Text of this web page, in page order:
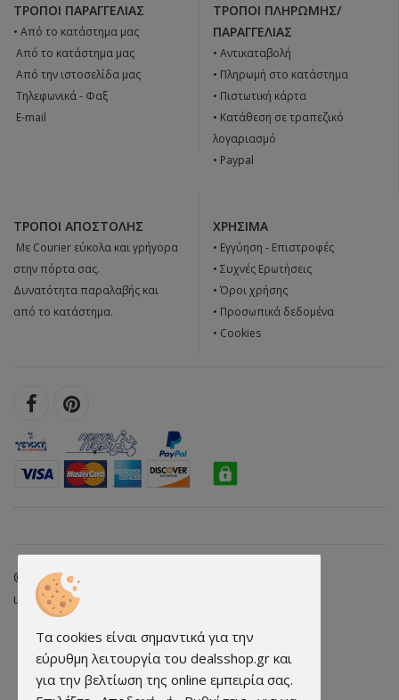
ΤΡΌΠΟΙ ΠΑΡΑΓΓΕΛΊΑΣ
• Από το κατάστημα μας
 Από το κατάστημα μας
 Από την ιστοσελίδα μας
 Tηλεφωνικά - Φαξ
 E-mail
ΤΡΌΠΟΙ ΠΛΗΡΩΜΉΣ/
ΠΑΡΑΓΓΕΛΊΑΣ
• Αντικαταβολή
• Πληρωμή στο κατάστημα
• Πιστωτική κάρτα
• Κατάθεση σε τραπεζικό
λογαριασμό
• Paypal
ΤΡΌΠΟΙ ΑΠΟΣΤΟΛΉΣ
 Με Courier εύκολα και γρήγορα
στην πόρτα σας.
Δυνατότητα παραλαβής και
από το κατάστημα.
ΧΡΉΣΙΜΑ
• Εγγύηση - Επιστροφές
• Συχνές Ερωτήσεις
• Όροι χρήσης
• Προσωπικά δεδομένα
• Cookies
© 2026 dealsshop.gr All rights reserved. • Κατασκευή
ιστοσελίδων - qualityweb.gr
Τα cookies είναι σημαντικά για την
εύρυθμη λειτουργία του dealsshop.gr και
για την βελτίωση της online εμπειρία σας.